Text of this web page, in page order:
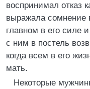
воспринимал отказ
выражала сомнение
главном в его силе
с ним в постель
когда всем в его
мать.
Некоторые